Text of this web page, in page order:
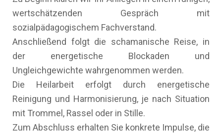
wertschätzenden Gespräch mit
sozialpädagogischem Fachverstand.
Anschließend folgt die schamanische Reise, in
der energetische Blockaden und
Ungleichgewichte wahrgenommen werden.
Die Heilarbeit erfolgt durch energetische
Reinigung und Harmonisierung, je nach Situation
mit Trommel, Rassel oder in Stille.
Zum Abschluss erhalten Sie konkrete Impulse, die